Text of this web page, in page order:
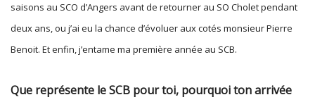
saisons au SCO d’Angers avant de retourner au SO Cholet pendant
deux ans, ou j’ai eu la chance d’évoluer aux cotés monsieur Pierre
Benoit. Et enfin, j’entame ma première année au SCB.
Que représente le SCB pour toi, pourquoi ton arrivée